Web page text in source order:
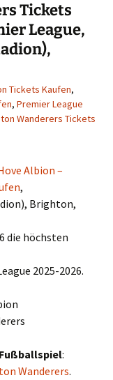
Tickets
League,
Tickets Kaufen,
, Premier League
Wanderers Tickets
Albion –
,
Brighton,
die höchsten
2025-2026.
:
Wanderers.